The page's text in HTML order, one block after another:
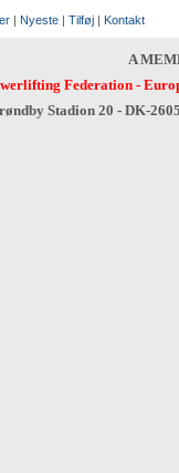
| Nyeste | Tilføj | Kontakt
A
Federation-
Stadion 20 - DK-